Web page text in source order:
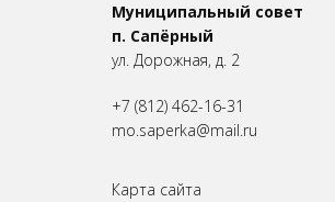
Муниципальный совет
п. Сапёрный
ул. Дорожная, д. 2
+7 (812) 462-16-31
mo.saperka@mail.ru
Карта сайта